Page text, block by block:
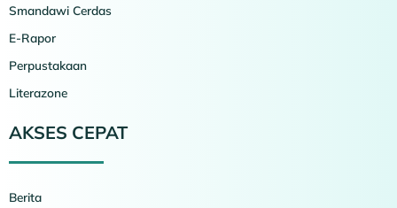
Smandawi Cerdas
E-Rapor
Perpustakaan
Literazone
AKSES CEPAT
Berita